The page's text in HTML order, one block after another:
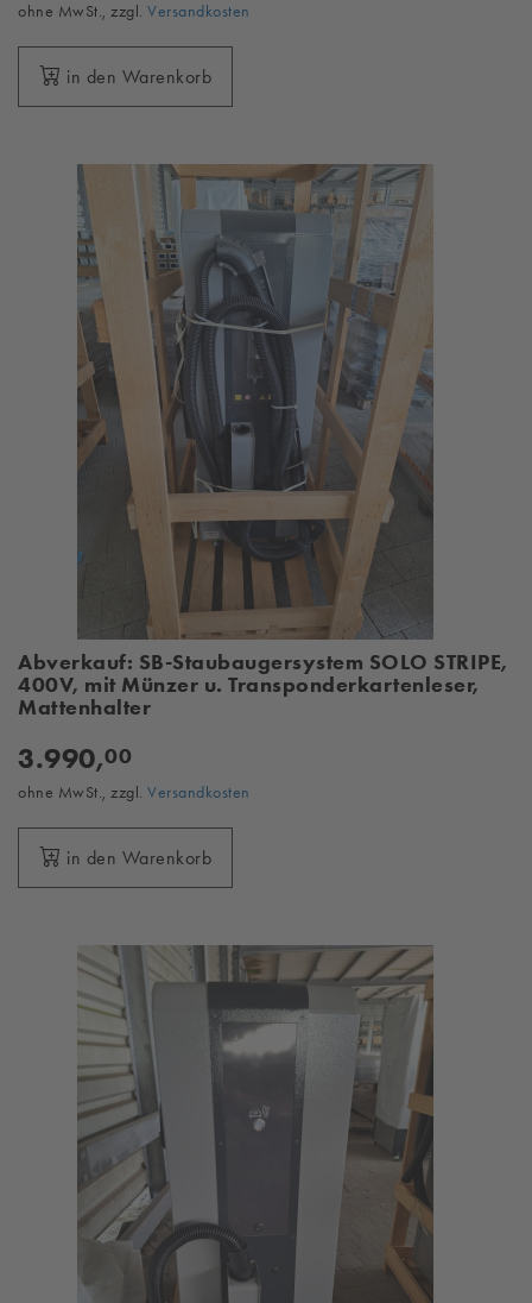
ohne MwSt., zzgl. Versandkosten
in den Warenkorb
Abverkauf: SB-Staubaugersystem SOLO STRIPE,
400V, mit Münzer u. Transponderkartenleser,
Mattenhalter
3.990,00
ohne MwSt., zzgl. Versandkosten
in den Warenkorb